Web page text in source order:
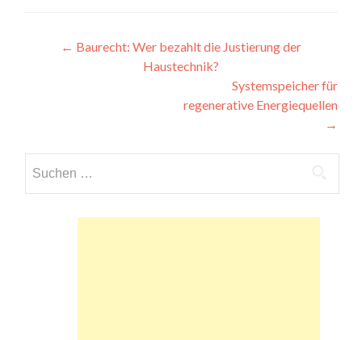
Beitragsnavigation
← Baurecht: Wer bezahlt die Justierung der
Haustechnik?
Systemspeicher für
regenerative Energiequellen
→
nach: